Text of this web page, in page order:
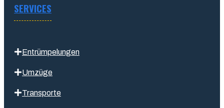
SERVICES
Entrümpelungen
Umzüge
Transporte